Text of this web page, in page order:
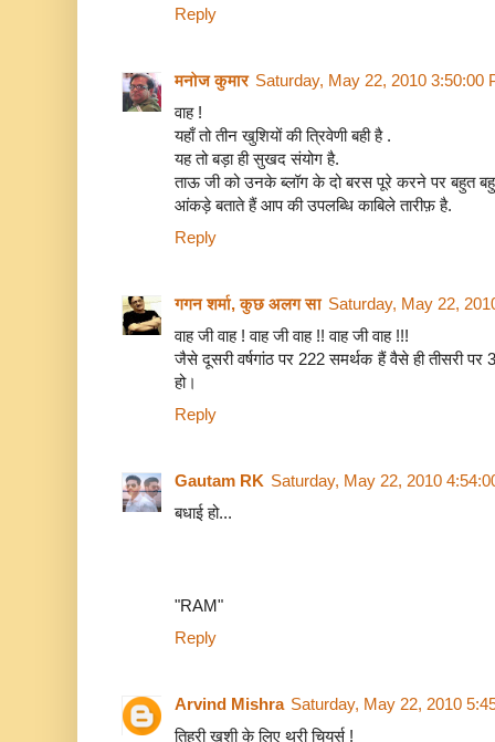
Reply
मनोज कुमार Saturday, May 22, 2010 3:50:00
वाह !
यहाँ तो तीन खुशियों की त्रिवेणी बही है .
यह तो बड़ा ही सुखद संयोग है.
ताऊ जी को उनके ब्लॉग के दो बरस पूरे करने पर बहुत
आंकड़े बताते हैं आप की उपलब्धि काबिले तारीफ़ है.
Reply
गगन शर्मा, कुछ अलग सा Saturday, May 22,
वाह जी वाह ! वाह जी वाह !! वाह जी वाह !!!
जैसे दूसरी वर्षगांठ पर 222 समर्थक हैं वैसे ही तीसरी
हो।
Reply
Gautam RK Saturday, May 22, 2010
बधाई हो...
"RAM"
Reply
Arvind Mishra Saturday, May 22, 2010
तिहरी खुशी के लिए थ्री चियर्स !